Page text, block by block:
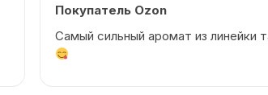
Покупатель Ozon
Самый сильный аромат из линейки